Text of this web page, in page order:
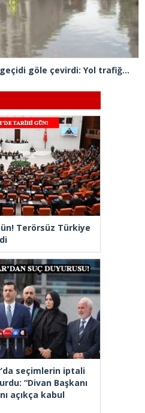
Güngören’de sağanak alt geçidi göle çevirdi: Yol trafiğe kapatıldı
Terörsüz Türkiye
seçimlerin iptali
“Divan Başkanı
açıkça kabul